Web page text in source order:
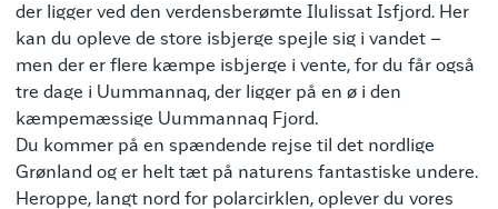
der ligger ved den verdensberømte Ilulissat Isfjord. Her
kan du opleve de store isbjerge spejle sig i vandet –
men der er flere kæmpe isbjerge i vente, for du får også
tre dage i Uummannaq, der ligger på en ø i den
kæmpemæssige Uummannaq Fjord.
Du kommer på en spændende rejse til det nordlige
Grønland og er helt tæt på naturens fantastiske undere.
Heroppe, langt nord for polarcirklen, oplever du vores